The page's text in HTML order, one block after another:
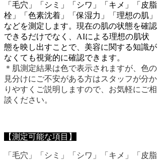
「毛穴」「シミ」「シワ」「キメ」「皮脂
栓」「色素沈着」「保湿力」「理想の肌」
などを測定します。現在の肌の状態を確認
できるだけでなく、AIによる理想の肌状
態を映し出すことで、美容に関する知識が
なくても視覚的に確認できます。
＊ 肌測定結果は色で表示されますが、色の
見分けにご不安がある方はスタッフが分か
りやすくご説明しますので、お気軽にご相
談ください。
【測定可能な項目】
「毛穴」「シミ」「シワ」「キメ」「皮脂